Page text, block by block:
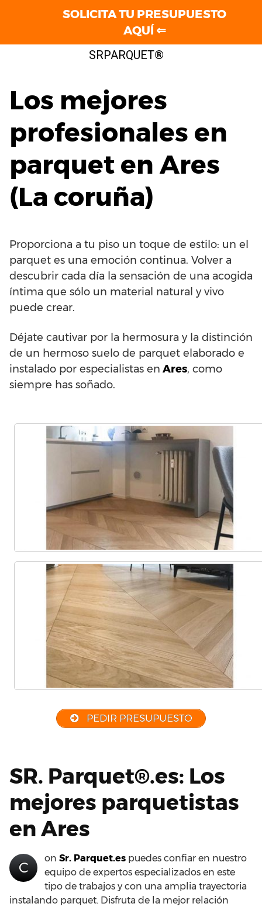
SRPARQUET®
Los mejores
profesionales en
parquet en Ares
(La coruña)
Proporciona a tu piso un toque de estilo: un el
parquet es una emoción continua. Volver a
descubrir cada día la sensación de una acogida
íntima que sólo un material natural y vivo
puede crear.
Déjate cautivar por la hermosura y la distinción
de un hermoso suelo de parquet elaborado e
instalado por especialistas en Ares, como
siempre has soñado.
PEDIR PRESUPUESTO
SR. Parquet®.es: Los
mejores parquetistas
en Ares
C
on Sr. Parquet.es puedes confiar en nuestro
equipo de expertos especializados en este
tipo de trabajos y con una amplia trayectoria
instalando parquet. Disfruta de la mejor relación
SOLICITA TU PRESUPUESTO
AQUÍ ⇐